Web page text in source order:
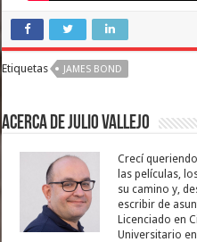
Etiquetas JAMES BOND
Acerca de Julio Vallejo
Crecí
las películas,
su camino y,
escribir de
Licenciado en
Universitario